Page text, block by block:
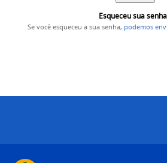
Esqueceu sua
Se você esqueceu a sua senha, podemos